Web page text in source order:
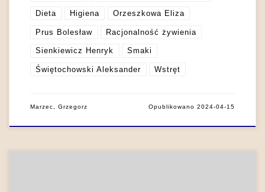
Dieta Higiena Orzeszkowa Eliza
Prus Bolesław Racjonalność żywienia
Sienkiewicz Henryk Smaki
Świętochowski Aleksander Wstręt
Marzec, Grzegorz Opublikowano2024-04-15